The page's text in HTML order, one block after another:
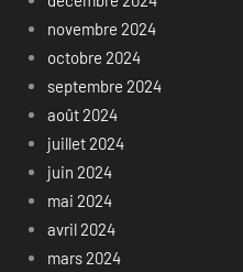
novembre 2024
octobre 2024
septembre 2024
août 2024
juillet 2024
juin 2024
mai 2024
avril 2024
mars 2024